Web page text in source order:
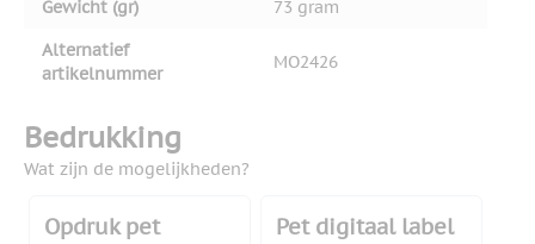
Gewicht (gr)
73 gram
Alternatief
artikelnummer
MO2426
Bedrukking
Wat zijn de mogelijkheden?
Opdruk pet Pet digitaal label